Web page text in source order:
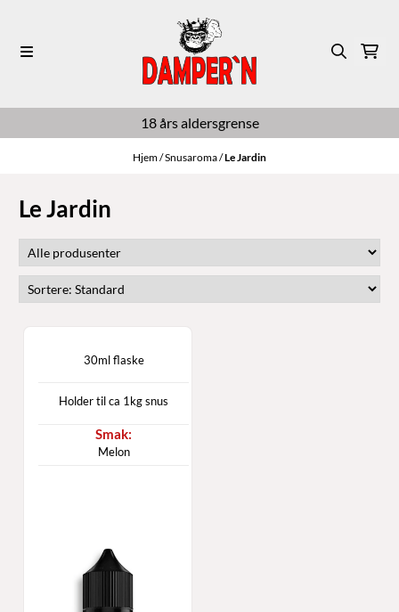
18 års aldersgrense
Hjem/Snusaroma/Le Jardin
Le Jardin
30ml flaske
Holder til ca 1kg snus
Melon